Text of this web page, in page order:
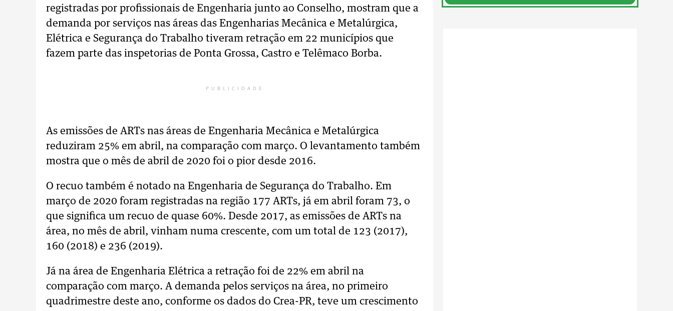
registradas por profissionais de Engenharia junto ao Conselho, mostram que a
demanda por serviços nas áreas das Engenharias Mecânica e Metalúrgica,
Elétrica e Segurança do Trabalho tiveram retração em 22 municípios que
fazem parte das inspetorias de Ponta Grossa, Castro e Telêmaco Borba.
PUBLICIDADE
As emissões de ARTs nas áreas de Engenharia Mecânica e Metalúrgica
reduziram 25% em abril, na comparação com março. O levantamento também
mostra que o mês de abril de 2020 foi o pior desde 2016.
O recuo também é notado na Engenharia de Segurança do Trabalho. Em
março de 2020 foram registradas na região 177 ARTs, já em abril foram 73, o
que significa um recuo de quase 60%. Desde 2017, as emissões de ARTs na
área, no mês de abril, vinham numa crescente, com um total de 123 (2017),
160 (2018) e 236 (2019).
Já na área de Engenharia Elétrica a retração foi de 22% em abril na
comparação com março. A demanda pelos serviços na área, no primeiro
quadrimestre deste ano, conforme os dados do Crea-PR, teve um crescimento